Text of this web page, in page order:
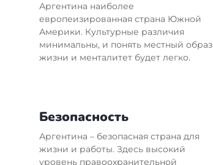
Аргентина наиболее
европеизированная страна Южной
Америки. Культурные различия
минимальны, и понять местный образ
жизни и менталитет будет легко.
Безопасность
Аргентина – безопасная страна для
жизни и работы. Здесь высокий
уровень правоохранительной